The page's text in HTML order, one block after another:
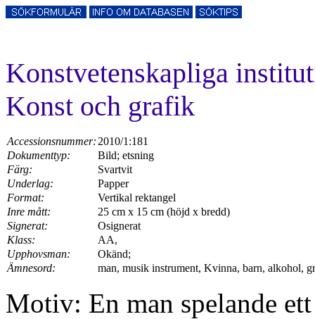
Konstvetenskapliga
Konst och grafik
Accessionsnummer: 2010/1:181
Dokumenttyp:
Bild; etsning
Färg:
Svartvit
Underlag:
Papper
Format:
Vertikal rektangel
Inre mått:
25 cm x 15 cm (höjd x bredd)
Signerat:
Osignerat
Klass:
AA,
Upphovsman:
Okänd;
Ämnesord:
man, musik instrument, Kvinna, barn, alkohol,
Motiv: En man spelande